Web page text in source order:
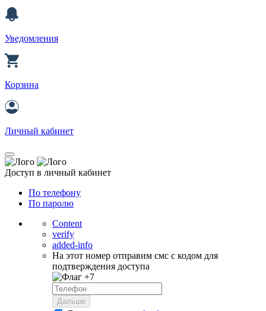
Уведомления
Корзина
Личный кабинет
Доступ в личный кабинет
По телефону
По паролю
Content
verify
added-info
На этот номер отправим смс с кодом для
подтверждения доступа
+7
Дальше